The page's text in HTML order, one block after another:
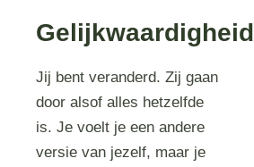
Gelijkwaardigheid
Jij bent veranderd. Zij gaan
door alsof alles hetzelfde
is. Je voelt je een andere
versie van jezelf, maar je